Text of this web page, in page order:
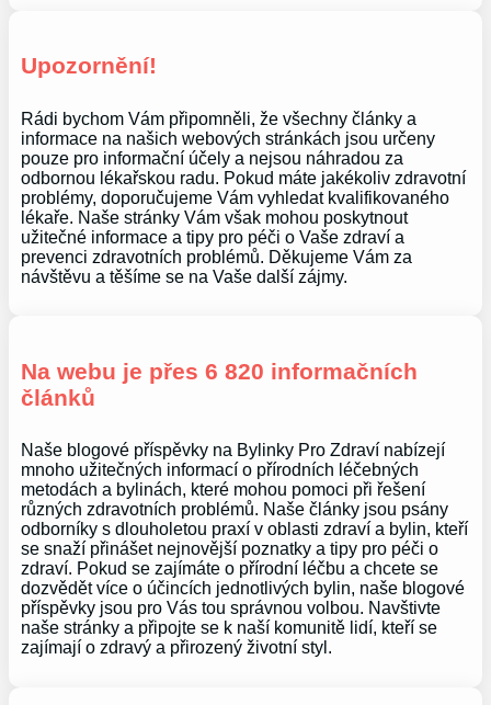
Upozornění!
Rádi bychom Vám připomněli, že všechny články a
informace na našich webových stránkách jsou určeny
pouze pro informační účely a nejsou náhradou za
odbornou lékařskou radu. Pokud máte jakékoliv zdravotní
problémy, doporučujeme Vám vyhledat kvalifikovaného
lékaře. Naše stránky Vám však mohou poskytnout
užitečné informace a tipy pro péči o Vaše zdraví a
prevenci zdravotních problémů. Děkujeme Vám za
návštěvu a těšíme se na Vaše další zájmy.
Na webu je přes 6 820 informačních
článků
Naše blogové příspěvky na Bylinky Pro Zdraví nabízejí
mnoho užitečných informací o přírodních léčebných
metodách a bylinách, které mohou pomoci při řešení
různých zdravotních problémů. Naše články jsou psány
odborníky s dlouholetou praxí v oblasti zdraví a bylin, kteří
se snaží přinášet nejnovější poznatky a tipy pro péči o
zdraví. Pokud se zajímáte o přírodní léčbu a chcete se
dozvědět více o účincích jednotlivých bylin, naše blogové
příspěvky jsou pro Vás tou správnou volbou. Navštivte
naše stránky a připojte se k naší komunitě lidí, kteří se
zajímají o zdravý a přirozený životní styl.